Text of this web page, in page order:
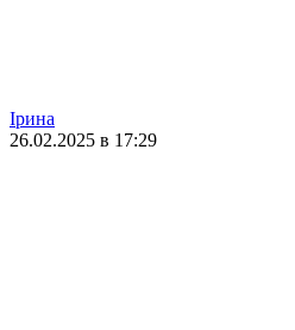
Ірина
26.02.2025 в 17:29